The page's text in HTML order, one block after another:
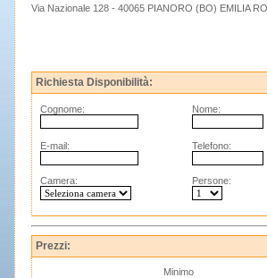
Via Nazionale 128 - 40065 PIANORO (BO) EMILIA
Richiesta Disponibilità:
Cognome: Nome:
E-mail: Telefono:
Camera: Persone:
Prezzi:
Minimo